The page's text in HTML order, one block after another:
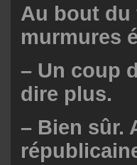
Au bout du
murmures
– Un coup
dire plus.
– Bien sûr.